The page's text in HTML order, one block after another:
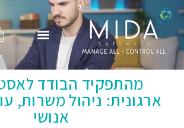
מהתפקיד הבודד
ארגונית: ניהול משרות,
אנושי